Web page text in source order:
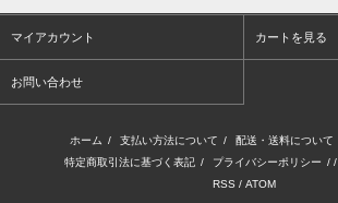
マイアカウント カートを見る
お問い合わせ
ホーム / 支払い方法について / 配送・送料について
特定商取引法に基づく表記 / プライバシーポリシー / /
RSS / ATOM